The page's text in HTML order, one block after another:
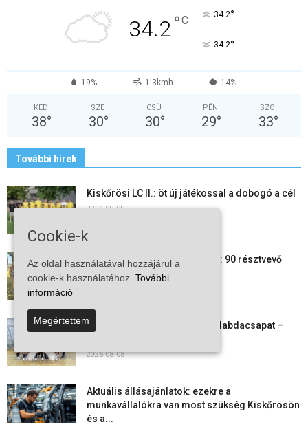
34.2°C 34.2°
34.2°
19% 1.3kmh 14%
KED
38°
SZE
30°
CSÜ
30°
PÉN
29°
SZO
33°
További hírek
Kiskőrösi LC II.: öt új játékossal a dobogó a cél
2026-08-09
24 órás futás a Vadkerti-tónál: 90 résztvevő
1180 kilométert teljesített
Megszűnt a kiskőrösi női kézilabdacsapat –
2026-08-08
Aktuális állásajánlatok: ezekre a
munkavállalókra van most szükség Kiskőrösön
és a...
Cookie-k
Az oldal használatával hozzájárul a
cookie-k használatához. További
információ
Megértettem